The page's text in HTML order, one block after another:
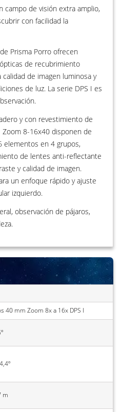
campo de visión extra amplio,
con facilidad la
Prisma Porro ofrecen
de recubrimiento
de imagen luminosa y
de luz. La serie DPS I es
y con revestimiento de
Zoom 8-16x40 disponen de
elementos en 4 grupos,
de lentes anti-reflectante
y calidad de imagen.
un enfoque rápido y ajuste
izquierdo.
observación de pájaros,
40 mm Zoom 8x a 16x DPS I
m